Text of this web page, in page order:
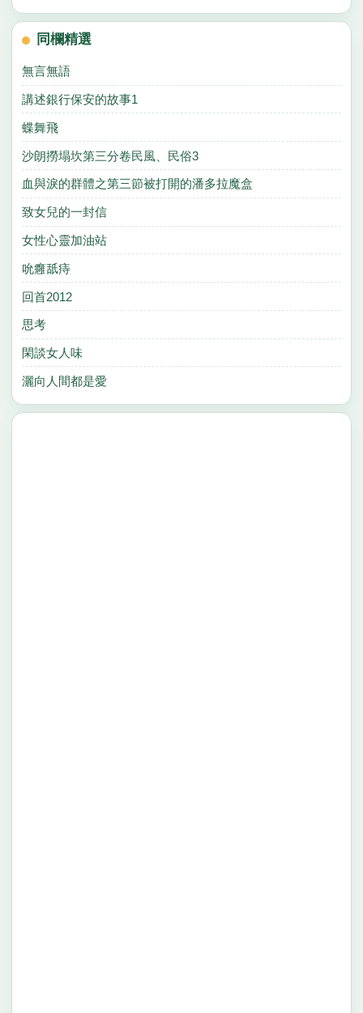
同欄精選
無言無語
講述銀行保安的故事1
蝶舞飛
沙朗撈塌坎第三分卷民風、民俗3
血與淚的群體之第三節被打開的潘多拉魔盒
致女兒的一封信
女性心靈加油站
吮癰舐痔
回首2012
思考
閑談女人味
灑向人間都是愛